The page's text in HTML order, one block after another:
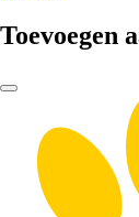
Toevoegen